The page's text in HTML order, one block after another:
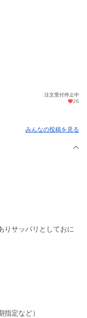
注文受付停止中
26
みんなの投稿を見る
りサッパリとしておに
定など）